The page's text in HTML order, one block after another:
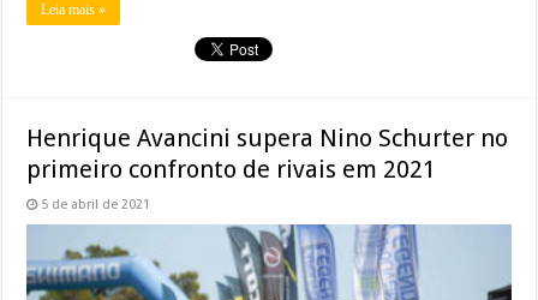
Leia mais »
Henrique Avancini supera Nino Schurter no
primeiro confronto de rivais em 2021
5 de abril de 2021